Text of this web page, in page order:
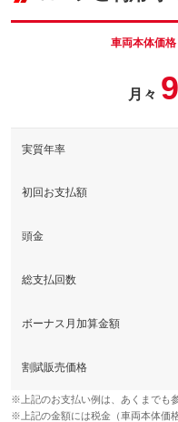
パック内容
661.8
体型●ＥＴＣカー
車両本体価
月々
実質年率
初回お支払額
頭金
総支払回数
ボーナス月加算金額
割賦販売価格
※上記のお支払い例は、あくまでも
※上記の金額には税金（車両本体価